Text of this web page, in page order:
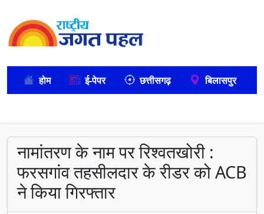
होम ई-पेपर छत्तीसगढ़ बिलासपुर
नामांतरण के नाम पर रिश्वतखोरी :
फरसगांव तहसीलदार के रीडर को ACB
ने किया गिरफ्तार